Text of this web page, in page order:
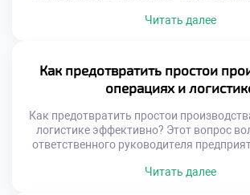
выявить скрытые резервы роста
системы представляют собой сложные
множеством переменных факторов.
взгляд не позволяет увидеть истинные
Читать далее
Как предотвратить простои
операциях и
Как предотвратить простои
логистике эффективно? Этот вопрос
ответственного руководителя
бизнесу. Нарушение ритма поставок
Читать далее